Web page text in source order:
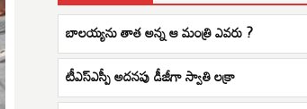
బాలయ్యను తాత అన్న ఆ మంత్రి ఎవరు ?
టీఎస్ఎస్పీ అదనపు డీజీగా స్వాతి లక్రా